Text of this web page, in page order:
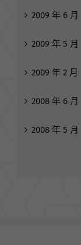
2009 年 10 月
2009 年 6 月
2009 年 5 月
2009 年 2 月
2008 年 6 月